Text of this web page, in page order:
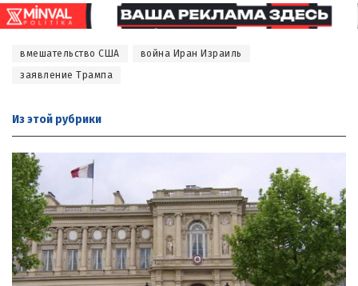
вмешательство США
война Иран Израиль
заявление Трампа
Из этой рубрики